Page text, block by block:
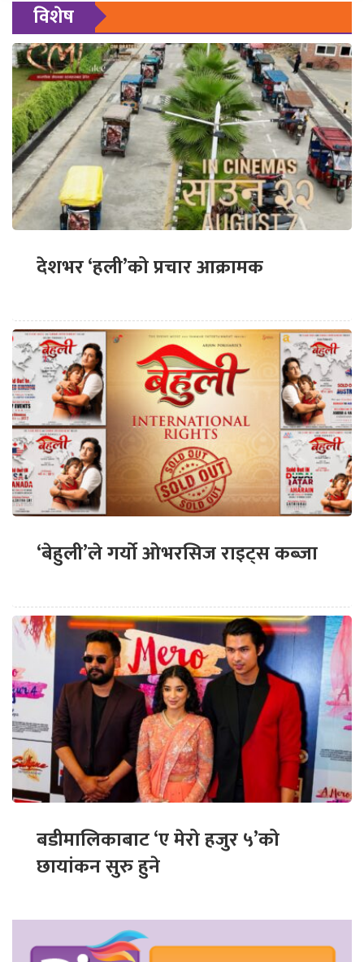
विशेष
देशभर ‘हली’को प्रचार आक्रामक
‘बेहुली’ले गर्यो ओभरसिज राइट्स कब्जा
बडीमालिकाबाट ‘ए मेरो हजुर ५’को
छायांकन सुरु हुने